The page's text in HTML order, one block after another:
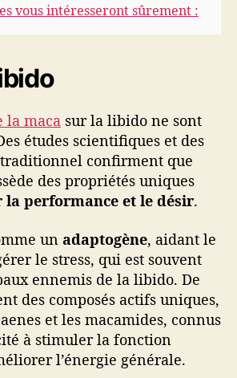
v
o
i
t
a
l
i
t
vous intéresseront sûrement :
la maca sur la libido ne sont
études scientifiques et des
traditionnel confirment que
des propriétés uniques
performance et le désir.
un adaptogène, aidant le
le stress, qui est souvent
ennemis de la libido. De
des composés actifs uniques,
et les macamides, connus
à stimuler la fonction
l’énergie générale.